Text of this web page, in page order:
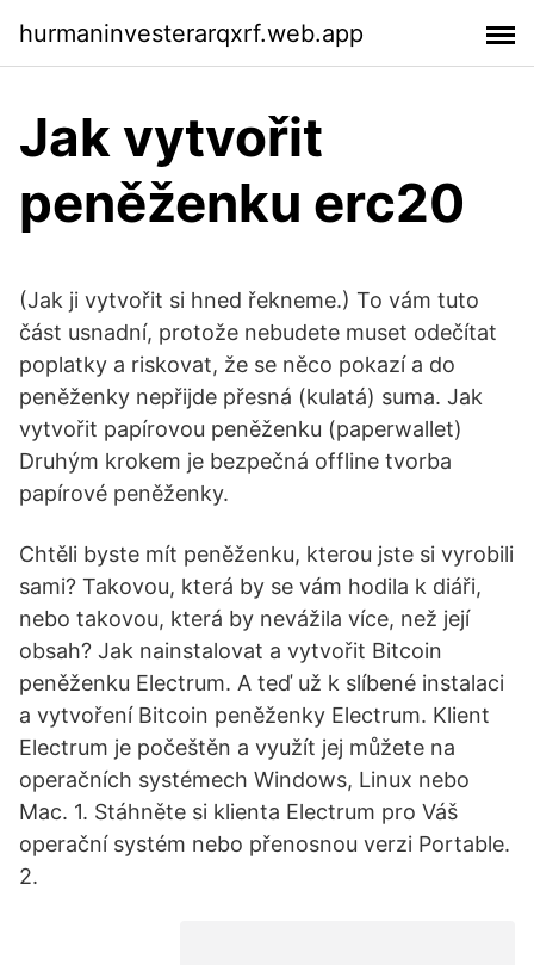
hurmaninvesterarqxrf.web.app
Jak vytvořit
peněženku erc20
(Jak ji vytvořit si hned řekneme.) To vám tuto
část usnadní, protože nebudete muset odečítat
poplatky a riskovat, že se něco pokazí a do
peněženky nepřijde přesná (kulatá) suma. Jak
vytvořit papírovou peněženku (paperwallet)
Druhým krokem je bezpečná offline tvorba
papírové peněženky.
Chtěli byste mít peněženku, kterou jste si vyrobili
sami? Takovou, která by se vám hodila k diáři,
nebo takovou, která by nevážila více, než její
obsah? Jak nainstalovat a vytvořit Bitcoin
peněženku Electrum. A teď už k slíbené instalaci
a vytvoření Bitcoin peněženky Electrum. Klient
Electrum je počeštěn a využít jej můžete na
operačních systémech Windows, Linux nebo
Mac. 1. Stáhněte si klienta Electrum pro Váš
operační systém nebo přenosnou verzi Portable.
2.